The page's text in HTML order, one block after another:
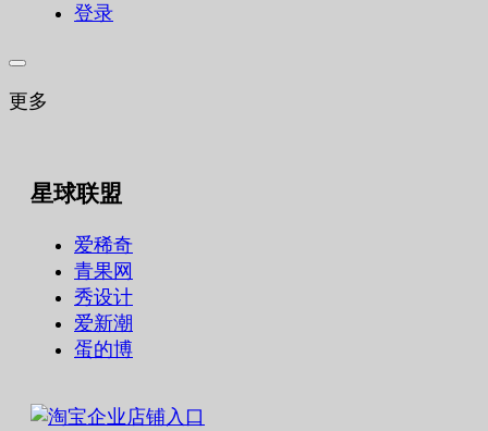
登录
更多
星球联盟
爱稀奇
青果网
秀设计
爱新潮
蛋的博